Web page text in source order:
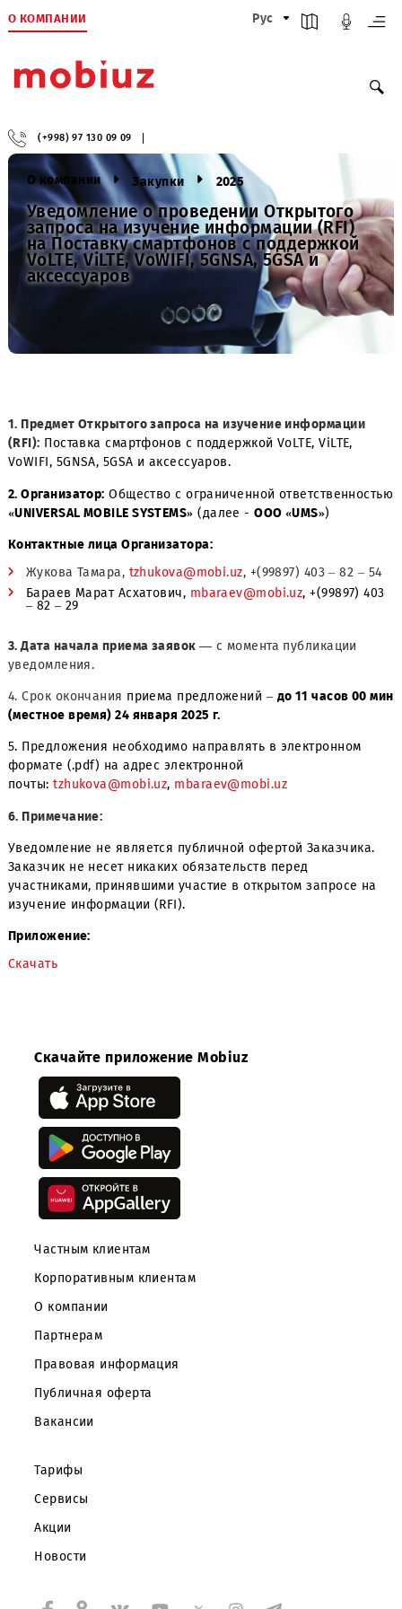
О КОМПАНИИ Рус
(+998) 97 130 09 09
О компании Закупки 2025
Уведомление о проведении Открытого
запроса на изучение информации (RFI)
на Поставку смартфонов с поддержкой
VoLTE, ViLTE, VoWIFI, 5GNSA, 5GSA и
аксессуаров
1. Предмет Открытого запроса на изучение
(RFI):Поставка смартфонов с поддержкой VoLTE, ViLTE,
VoWIFI, 5GNSA, 5GSA и аксессуаров.
2. Организатор:Общество с ограниченной
«UNIVERSAL MOBILE SYSTEMS»(далее -ООО «UMS»)
Контактные лица Организатора:
, +(99897) 403 – 82
Бараев Марат Асхатович,
– 82 – 29
3. Дата начала приема заявок —
уведомления.
4. Срок окончанияприема предложений –
(местное время) 24 января 2025 г.
формате (.pdf) на адрес электронной
почты:tzhukova@mobi.uz,mbaraev@mobi.uz
6. Примечание:
Уведомление не является публичной офертой
Заказчик не несет никаких обязательств перед
Скачайте приложение Mobiuz
Частным клиентам
Корпоративным клиентам
Публичная оферта